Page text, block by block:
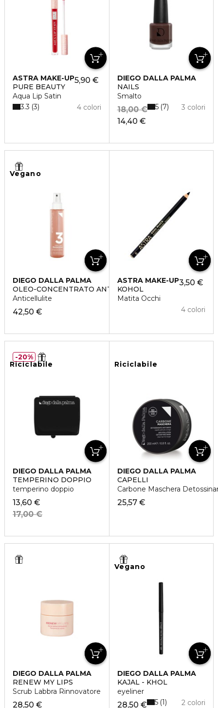
ASTRA MAKE-UP
PURE BEAUTY
Aqua Lip Satin
5,90 €
4 colori
3.3 3
DIEGO DALLA PALMA
NAILS
Smalto
14,40 €
18,00 € 3 colori
5 7
Vegano
DIEGO DALLA PALMA
OLEO-CONCENTRATO ANTICELLULITE
Anticellulite
42,50 €
ASTRA MAKE-UP
KOHOL
Matita Occhi
3,50 €
4 colori
Riciclabile
DIEGO DALLA PALMA
TEMPERINO DOPPIO
temperino doppio
13,60 €
17,00 €
20%
Riciclabile
DIEGO DALLA PALMA
CAPELLI
Carbone Maschera
25,57 €
DIEGO DALLA PALMA
RENEW MY LIPS
Scrub Labbra Rinnovatore
28,50 €
Vegano
DIEGO DALLA PALMA
KAJAL - KHOL
eyeliner
28,50 € 2 colori
5 1